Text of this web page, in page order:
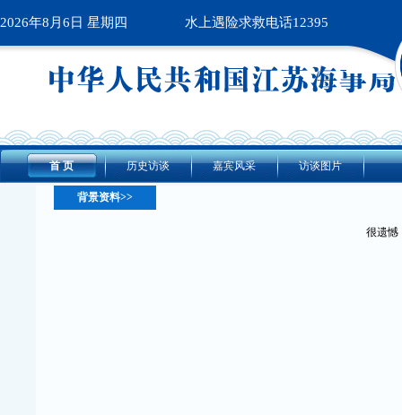
2026年8月6日 星期四 水上遇险求救电话12395
首 页 历史访谈 嘉宾风采 访谈图片
背景资料>>
很遗憾